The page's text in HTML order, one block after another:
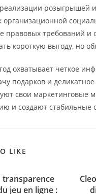
розыгрышей
организационной
правовых требований и
короткую выгоду, но
охватывает четкое
подарков и
свои маркетинговые
и создают
LIKE
transparence
jeu en ligne :